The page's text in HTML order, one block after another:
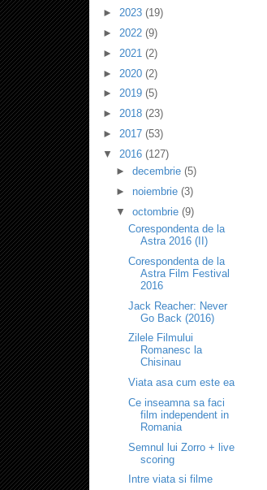
► 2023 (19)
► 2022 (9)
► 2021 (2)
► 2020 (2)
► 2019 (5)
► 2018 (23)
► 2017 (53)
▼ 2016 (127)
► decembrie (5)
► noiembrie (3)
▼ octombrie (9)
Corespondenta de la
Astra 2016 (II)
Corespondenta de la
Astra Film Festival
2016
Jack Reacher: Never
Go Back (2016)
Zilele Filmului
Romanesc la
Chisinau
Viata asa cum este ea
Ce inseamna sa faci
film independent in
Romania
Semnul lui Zorro + live
scoring
Intre viata si filme